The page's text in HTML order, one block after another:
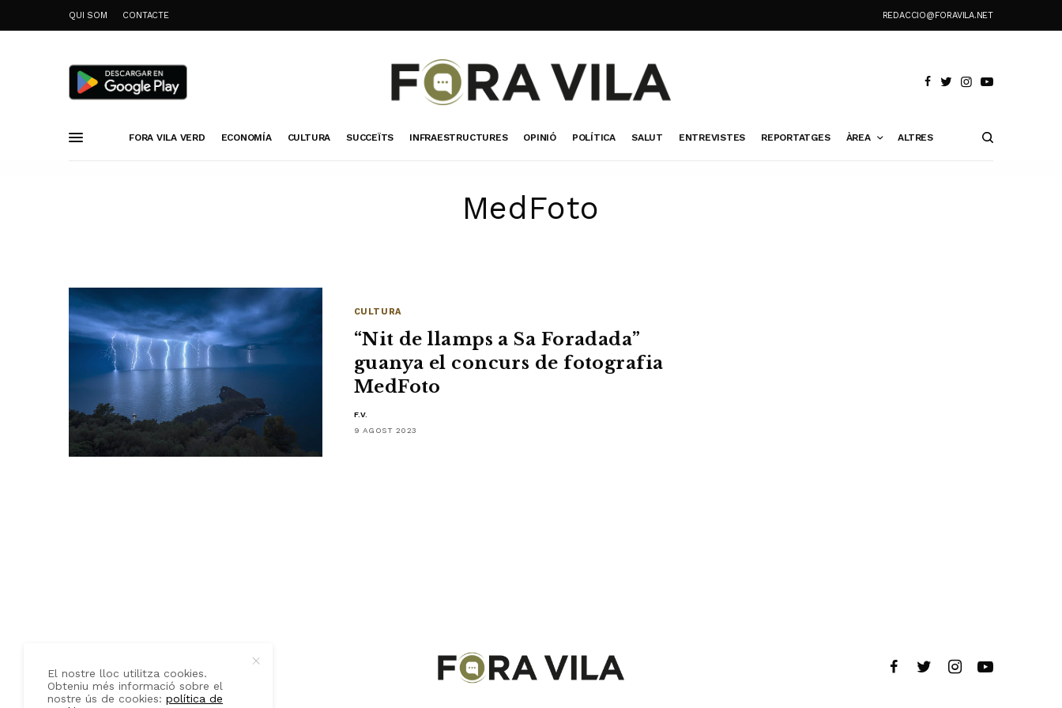
QUI SOM CONTACTE REDACCIO@FORAVILA.NET
FORA VILA VERD ECONOMÍA CULTURA SUCCEÏTS INFRAESTRUCTURES OPINIÓ POLÍTICA SALUT ENTREVISTES REPORTATGES ÀREA ALTRES
MedFoto
CULTURA
“Nit de llamps a Sa Foradada”
guanya el concurs de fotografia
MedFoto
F.V.
9 AGOST 2023
QUI SOM CONTACTE
El nostre lloc utilitza cookies.
Obteniu més informació sobre el
nostre ús de cookies:política de